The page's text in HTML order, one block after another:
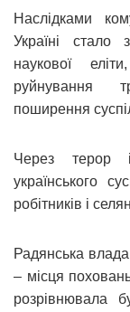
Наслідками
Україні стало
наукової
руйнування
поширення
Через терор
українського
робітників і
Радянська
– місця
розрівнювала